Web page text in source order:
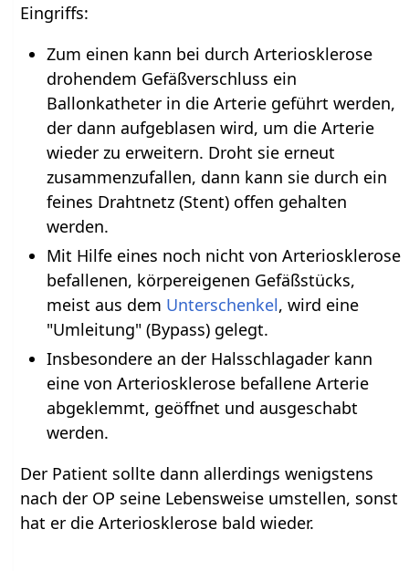
Eingriffs:
Zum einen kann bei durch Arteriosklerose
drohendem Gefäßverschluss ein
Ballonkatheter in die Arterie geführt werden,
der dann aufgeblasen wird, um die Arterie
wieder zu erweitern. Droht sie erneut
zusammenzufallen, dann kann sie durch ein
feines Drahtnetz (Stent) offen gehalten
werden.
Mit Hilfe eines noch nicht von Arteriosklerose
befallenen, körpereigenen Gefäßstücks,
meist aus dem Unterschenkel, wird eine
"Umleitung" (Bypass) gelegt.
Insbesondere an der Halsschlagader kann
eine von Arteriosklerose befallene Arterie
abgeklemmt, geöffnet und ausgeschabt
werden.
Der Patient sollte dann allerdings wenigstens
nach der OP seine Lebensweise umstellen, sonst
hat er die Arteriosklerose bald wieder.